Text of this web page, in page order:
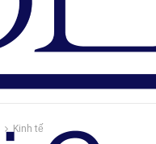
Kinh tế